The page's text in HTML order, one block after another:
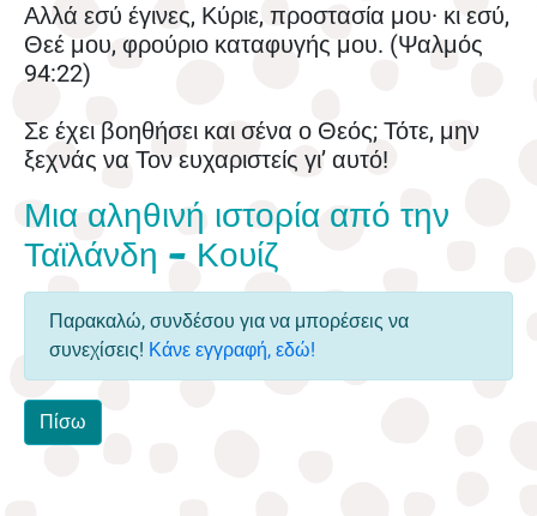
Δραστηριότητες
Αλλά εσύ έγινες, Κύριε, προστασία μου· κι εσύ,
Θεέ μου, φρούριο καταφυγής μου. (Ψαλμός
94:22)
Σε έχει βοηθήσει και σένα ο Θεός; Τότε, μην
ξεχνάς να Τον ευχαριστείς γι’ αυτό!
Μια αληθινή ιστορία από την
Ταϊλάνδη - Κουίζ
Παρακαλώ, συνδέσου για να μπορέσεις να
συνεχίσεις! Κάνε εγγραφή, εδώ!
Πίσω